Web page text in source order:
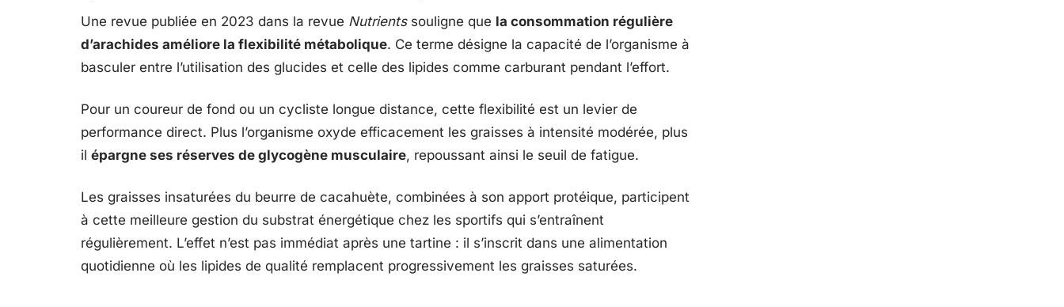
Une revue publiée en 2023 dans la revue Nutrientssouligne que la consommation régulière
d’arachides améliore la flexibilité métabolique. Ce terme désigne la capacité de l’organisme à
basculer entre l’utilisation des glucides et celle des lipides comme carburant pendant l’effort.
Pour un coureur de fond ou un cycliste longue distance, cette flexibilité est un levier de
performance direct. Plus l’organisme oxyde efficacement les graisses à intensité modérée, plus
il épargne ses réserves de glycogène musculaire, repoussant ainsi le seuil de fatigue.
Les graisses insaturées du beurre de cacahuète, combinées à son apport protéique, participent
à cette meilleure gestion du substrat énergétique chez les sportifs qui s’entraînent
régulièrement. L’effet n’est pas immédiat après une tartine : il s’inscrit dans une alimentation
quotidienne où les lipides de qualité remplacent progressivement les graisses saturées.